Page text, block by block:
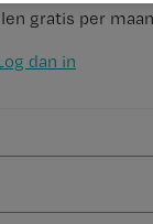
gratis per
dan in